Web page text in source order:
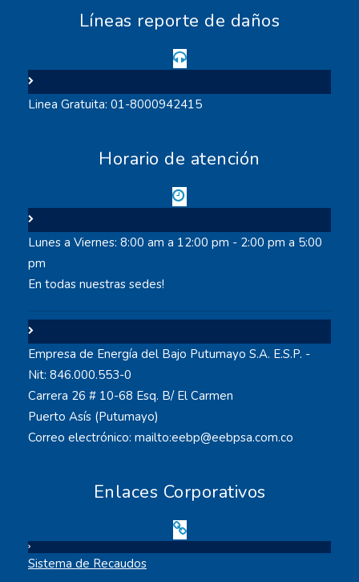
Líneas reporte de daños
Linea Gratuita: 01-8000942415
Horario de atención
Lunes a Viernes: 8:00 am a 12:00 pm - 2:00 pm a 5:00
pm
En todas nuestras sedes!
Empresa de Energía del Bajo Putumayo S.A. E.S.P. -
Nit: 846.000.553-0
Carrera 26 # 10-68 Esq. B/ El Carmen
Puerto Asís (Putumayo)
Correo electrónico: mailto:eebp@eebpsa.com.co
Enlaces Corporativos
Sistema de Recaudos